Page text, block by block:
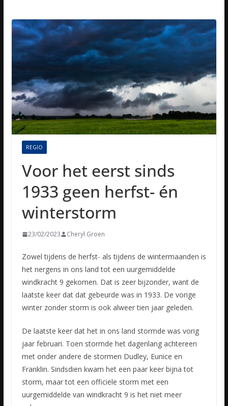
REGIO
Voor het eerst sinds
1933 geen herfst- én
winterstorm
23/02/2023 Cheryl Groen
Zowel tijdens de herfst- als tijdens de wintermaanden is
het nergens in ons land tot een uurgemiddelde
windkracht 9 gekomen. Dat is zeer bijzonder, want de
laatste keer dat dat gebeurde was in 1933. De vorige
winter zonder storm is ook alweer tien jaar geleden.
De laatste keer dat het in ons land stormde was vorig
jaar februari. Toen stormde het dagenlang achtereen
met onder andere de stormen Dudley, Eunice en
Franklin. Sindsdien kwam het een paar keer bijna tot
storm, maar tot een officiële storm met een
uurgemiddelde van windkracht 9 is het niet meer